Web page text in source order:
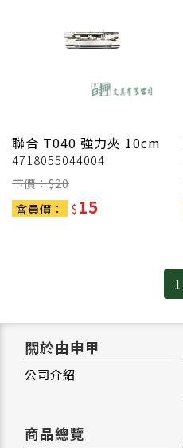
聯合 T040 強力夾 10cm
4718055044004
市價：$20
會員價：
$15
1
關於由申甲
公司介紹
商品總覽